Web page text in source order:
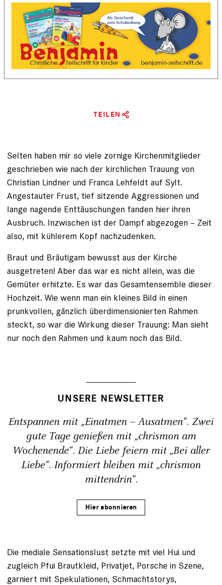
TEILEN
Selten haben mir so viele zornige Kirchenmitglieder
geschrieben wie nach der kirchlichen Trauung von
Christian Lindner und Franca Lehfeldt auf Sylt.
Angestauter Frust, tief sitzende Aggressionen und
lange nagende Enttäuschungen fanden hier ihren
Ausbruch. Inzwischen ist der Dampf abgezogen – Zeit
also, mit kühlerem Kopf nachzudenken.
Braut und Bräutigam bewusst aus der Kirche
ausgetreten! Aber das war es nicht allein, was die
Gemüter erhitzte. Es war das Gesamtensemble dieser
Hochzeit. Wie wenn man ein kleines Bild in einen
prunkvollen, gänzlich überdimensionierten Rahmen
steckt, so war die Wirkung dieser Trauung: Man sieht
nur noch den Rahmen und kaum noch das Bild.
UNSERE NEWSLETTER
Entspannen mit „Einatmen – Ausatmen“. Zwei
gute Tage genießen mit „chrismon am
Wochenende“. Die Liebe feiern mit „Bei aller
Liebe“. Informiert bleiben mit „chrismon
mittendrin“.
Hier abonnieren
Die mediale Sensationslust setzte mit viel Hui und
zugleich Pfui Brautkleid, Privatjet, Porsche in Szene,
garniert mit Spekulationen, Schmachtstorys,